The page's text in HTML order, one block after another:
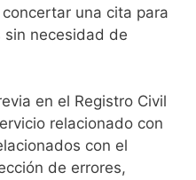
una cita para
sin necesidad de
en el Registro Civil
relacionado con
con el
de errores,